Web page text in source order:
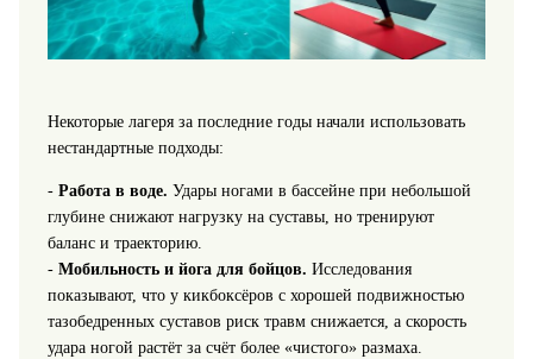
Некоторые лагеря за последние годы начали использовать
нестандартные подходы:
- Работа в воде. Удары ногами в бассейне при небольшой
глубине снижают нагрузку на суставы, но тренируют
баланс и траекторию.
- Мобильность и йога для бойцов. Исследования
показывают, что у кикбоксёров с хорошей подвижностью
тазобедренных суставов риск травм снижается, а скорость
удара ногой растёт за счёт более «чистого» размаха.